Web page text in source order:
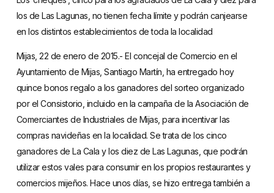
los de Las Lagunas, no tienen fecha límite y podrán canjearse
en los distintos establecimientos de toda la localidad
Mijas, 22 de enero de 2015.- El concejal de Comercio en el
Ayuntamiento de Mijas, Santiago Martín, ha entregado hoy
quince bonos regalo a los ganadores del sorteo organizado
por el Consistorio, incluido en la campaña de la Asociación de
Comerciantes de Industriales de Mijas, para incentivar las
compras navideñas en la localidad. Se trata de los cinco
ganadores de La Cala y los diez de Las Lagunas, que podrán
utilizar estos vales para consumir en los propios restaurantes y
comercios mijeños. Hace unos días, se hizo entrega también a